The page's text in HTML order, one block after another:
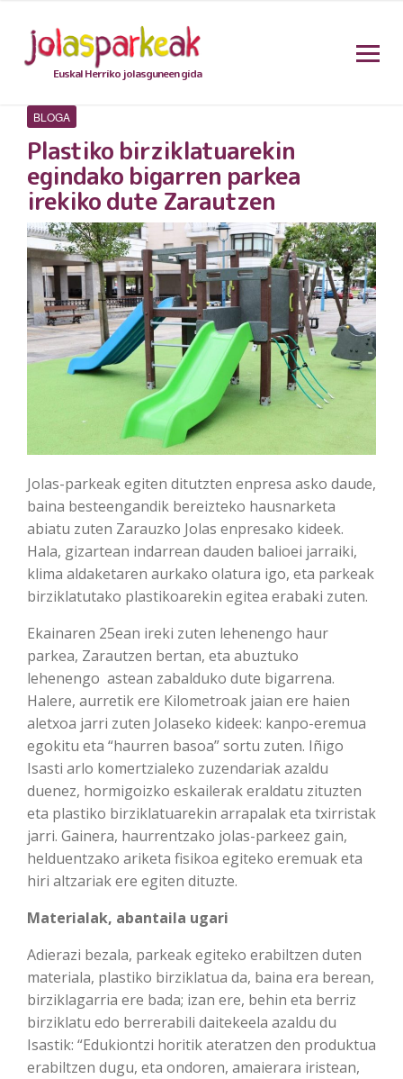
Euskal Herriko jolasguneen gida
BLOGA
Plastiko birziklatuarekin
egindako bigarren parkea
irekiko dute Zarautzen
Jolas-parkeak egiten ditutzten enpresa asko daude,
baina besteengandik bereizteko hausnarketa
abiatu zuten Zarauzko Jolas enpresako kideek.
Hala, gizartean indarrean dauden balioei jarraiki,
klima aldaketaren aurkako olatura igo, eta parkeak
birziklatutako plastikoarekin egitea erabaki zuten.
Ekainaren 25ean ireki zuten lehenengo haur
parkea, Zarautzen bertan, eta abuztuko
lehenengo astean zabalduko dute bigarrena.
Halere, aurretik ere Kilometroak jaian ere haien
aletxoa jarri zuten Jolaseko kideek: kanpo-eremua
egokitu eta “haurren basoa” sortu zuten. Iñigo
Isasti arlo komertzialeko zuzendariak azaldu
duenez, hormigoizko eskailerak eraldatu zituzten
eta plastiko birziklatuarekin arrapalak eta txirristak
jarri. Gainera, haurrentzako jolas-parkeez gain,
helduentzako ariketa fisikoa egiteko eremuak eta
hiri altzariak ere egiten dituzte.
Materialak, abantaila ugari
Adierazi bezala, parkeak egiteko erabiltzen duten
materiala, plastiko birziklatua da, baina era berean,
birziklagarria ere bada; izan ere, behin eta berriz
birziklatu edo berrerabili daitekeela azaldu du
Isastik: “Edukiontzi horitik ateratzen den produktua
erabiltzen dugu, eta ondoren, amaierara iristean,